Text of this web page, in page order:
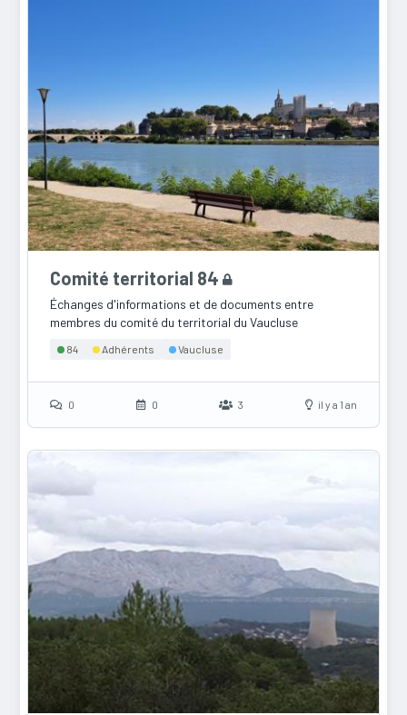
Comité territorial 84
Échanges d'informations et de documents entre
membres du comité du territorial du Vaucluse
84 Adhérents Vaucluse
0 0 3 il y a 1 an